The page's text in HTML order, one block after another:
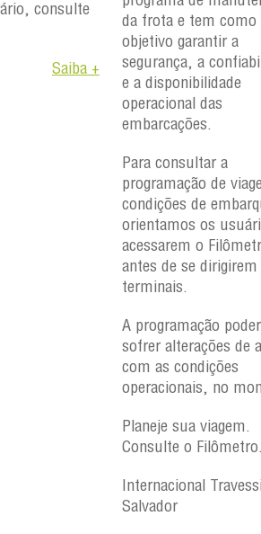
consulte
Saiba +
da frota e tem como
objetivo garantir a
segurança, a
e a disponibilidade
operacional das
embarcações.
Para consultar a
programação de
condições de
orientamos os
acessarem o
antes de se dirigirem
terminais.
A programação
sofrer alterações de
com as condições
operacionais, no
Planeje sua viagem.
Consulte o
Internacional
Salvador